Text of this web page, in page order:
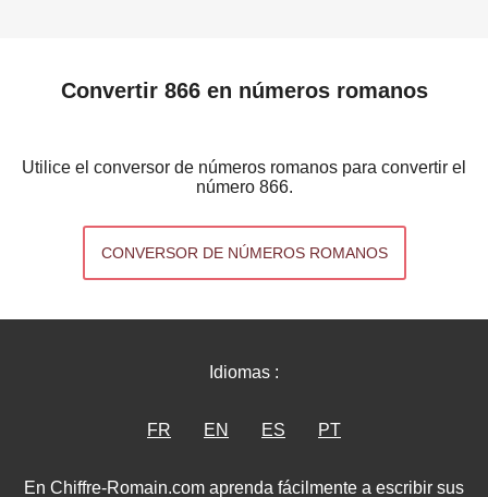
Convertir 866 en números romanos
Utilice el conversor de números romanos para convertir el
número 866.
CONVERSOR DE NÚMEROS ROMANOS
Idiomas :
FR EN ES PT
En Chiffre-Romain.com aprenda fácilmente a escribir sus